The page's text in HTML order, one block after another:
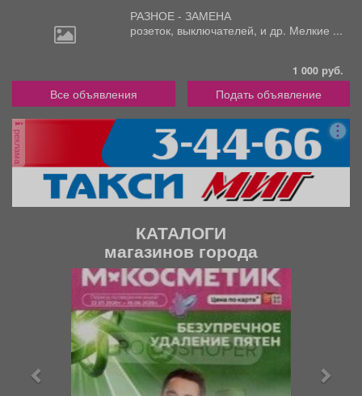
РАЗНОЕ - ЗАМЕНА
розеток, выключателей, и др. Мелкие ...
1 000 руб.
Все объявления Подать объявление
реклама
КАТАЛОГИ
магазинов города